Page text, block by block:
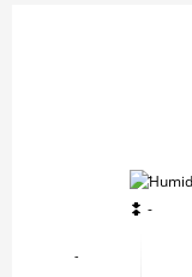
-
-
-